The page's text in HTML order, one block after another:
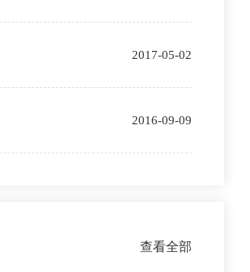
2017-05-02
2016-09-09
查看全部